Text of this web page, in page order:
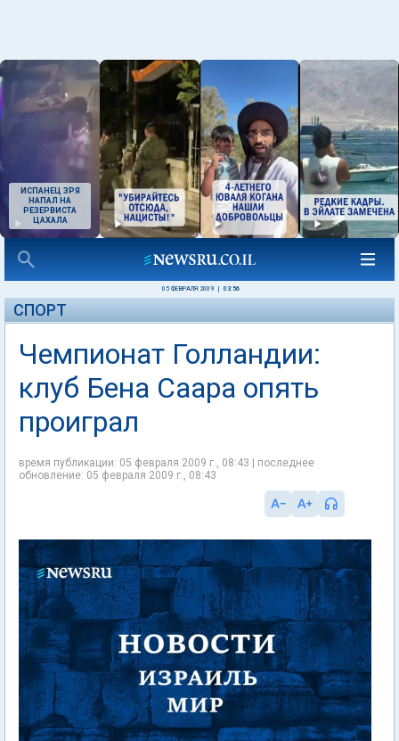
ИСПАНЕЦ ЗРЯ
НАПАЛ НА
РЕЗЕРВИСТА
ЦАХАЛА
05 ФЕВРАЛЯ 2009 03:56
СПОРТ
Чемпионат Голландии:
клуб Бена Саара опять
проиграл
время публикации: 05 февраля 2009 г., 08:43 | последнее
обновление: 05 февраля 2009 г., 08:43